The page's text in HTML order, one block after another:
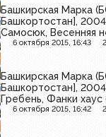
Башкирская Марка
Башкортостан],
Самосюк, Весенняя
Уфе.
6 октября 2015, 16:43
Башкирская Марка
Башкортостан],
Гребень, Фанки
6 октября 2015, 16:42